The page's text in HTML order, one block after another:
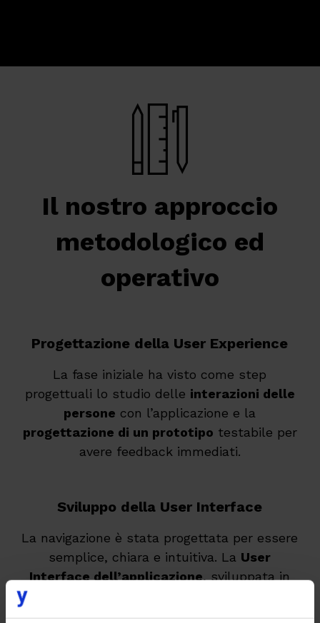
Il nostro approccio
metodologico ed
operativo
Progettazione della User Experience
La fase iniziale ha visto come step
progettuali lo studio delle interazioni delle
persone con l’applicazione e la
progettazione di un prototipo testabile per
avere feedback immediati.
Sviluppo della User Interface
La navigazione è stata progettata per essere
semplice, chiara e intuitiva. La User
Interface dell’applicazione, sviluppata in
semplifica la vita degli utilizzatori,